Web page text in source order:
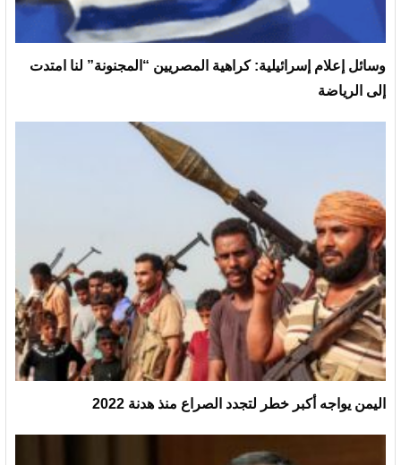
وسائل إعلام إسرائيلية: كراهية المصريين “المجنونة” لنا امتدت
إلى الرياضة
اليمن يواجه أكبر خطر لتجدد الصراع منذ هدنة 2022